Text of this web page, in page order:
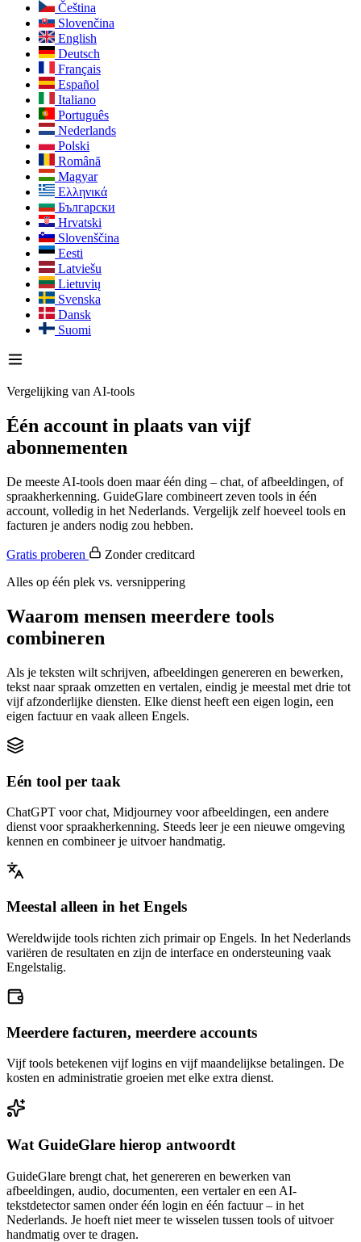
Čeština
Slovenčina
English
Deutsch
Français
Español
Italiano
Português
Nederlands
Polski
Română
Magyar
Ελληνικά
Български
Hrvatski
Slovenščina
Eesti
Latviešu
Lietuvių
Svenska
Dansk
Suomi
Vergelijking van AI-tools
Één account in plaats van vijf
abonnementen
De meeste AI-tools doen maar één ding – chat, of afbeeldingen, of
spraakherkenning. GuideGlare combineert zeven tools in één
account, volledig in het Nederlands. Vergelijk zelf hoeveel tools en
facturen je anders nodig zou hebben.
Gratis proberen
Zonder creditcard
Alles op één plek vs. versnippering
Waarom mensen meerdere tools
combineren
Als je teksten wilt schrijven, afbeeldingen genereren en bewerken,
tekst naar spraak omzetten en vertalen, eindig je meestal met drie tot
vijf afzonderlijke diensten. Elke dienst heeft een eigen login, een
eigen factuur en vaak alleen Engels.
Eén tool per taak
ChatGPT voor chat, Midjourney voor afbeeldingen, een andere
dienst voor spraakherkenning. Steeds leer je een nieuwe omgeving
kennen en combineer je uitvoer handmatig.
Meestal alleen in het Engels
Wereldwijde tools richten zich primair op Engels. In het Nederlands
variëren de resultaten en zijn de interface en ondersteuning vaak
Engelstalig.
Meerdere facturen, meerdere accounts
Vijf tools betekenen vijf logins en vijf maandelijkse betalingen. De
kosten en administratie groeien met elke extra dienst.
Wat GuideGlare hierop antwoordt
GuideGlare brengt chat, het genereren en bewerken van
afbeeldingen, audio, documenten, een vertaler en een AI-
tekstdetector samen onder één login en één factuur – in het
Nederlands. Je hoeft niet meer te wisselen tussen tools of uitvoer
handmatig over te dragen.